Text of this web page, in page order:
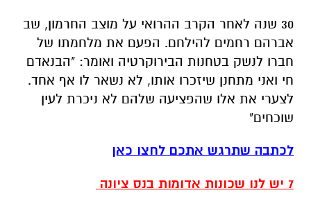
30 שנה לאחר הקרב ההרואי על מוצב החרמון, שב
אברהם רחמים להילחם. הפעם את מלחמתו של
חברו לנשק בטחנות הבירוקרטיה ואומר: "הבנאדם
חי ואני מתחנן שיזכרו אותו, לא נשאר לו אף אחד.
לצערי את אלו שהפציעה שלהם לא ניכרת לעין
שוכחים"
לכתבה שתרגש אתכם לחצו כאן
7 יש לנו שכונות אדומות בנס ציונה